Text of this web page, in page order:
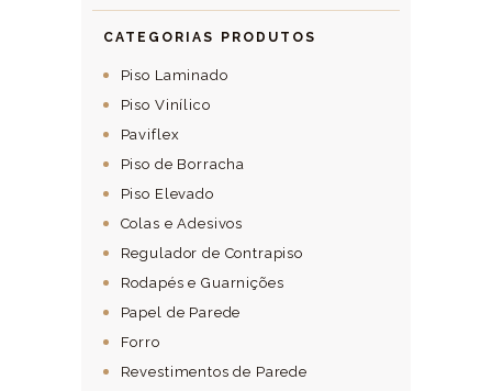
CATEGORIAS PRODUTOS
Piso Laminado
Piso Vinílico
Paviflex
Piso de Borracha
Piso Elevado
Colas e Adesivos
Regulador de Contrapiso
Rodapés e Guarnições
Papel de Parede
Forro
Revestimentos de Parede